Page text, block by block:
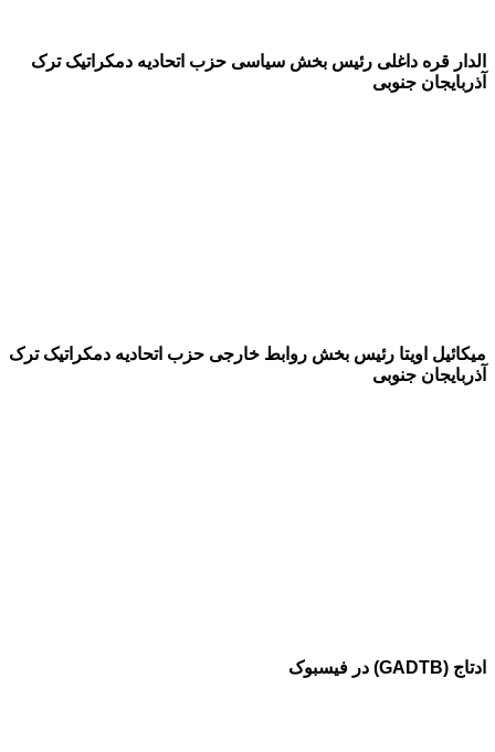
الدار قره داغلی رئیس بخش سیاسی حزب اتحادیه دمکراتیک ترک
آذربایجان جنوبی
میکائیل اویتا رئیس بخش روابط خارجی حزب اتحادیه دمکراتیک ترک
آذربایجان جنوبی
ادتاج (GADTB) در فیسبوک